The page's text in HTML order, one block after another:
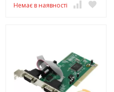
Немає в наявності